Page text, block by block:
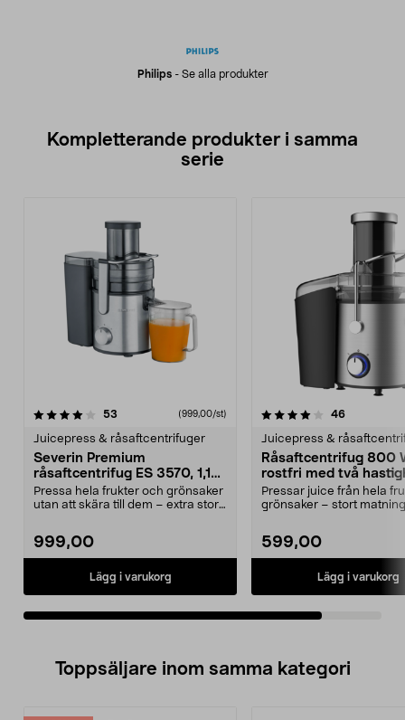
Philips- Se alla produkter
Kompletterande produkter i samma
serie
53 (999,00/st)
Juicepress & råsaftcentrifuger
Severin Premium
råsaftcentrifug ES 3570, 1,1
liter
Pressa hela frukter och grönsaker
utan att skära till dem – extra stor
999,00
Lägg i varukorg
4.0av 5 stjärnor 46recensioner
Juicepress &
Råsaftcentrifug 800
rostfri med två
Pressar juice från hela
grönsaker – stort
599,00
Lägg i varukorg
Toppsäljare inom samma kategori